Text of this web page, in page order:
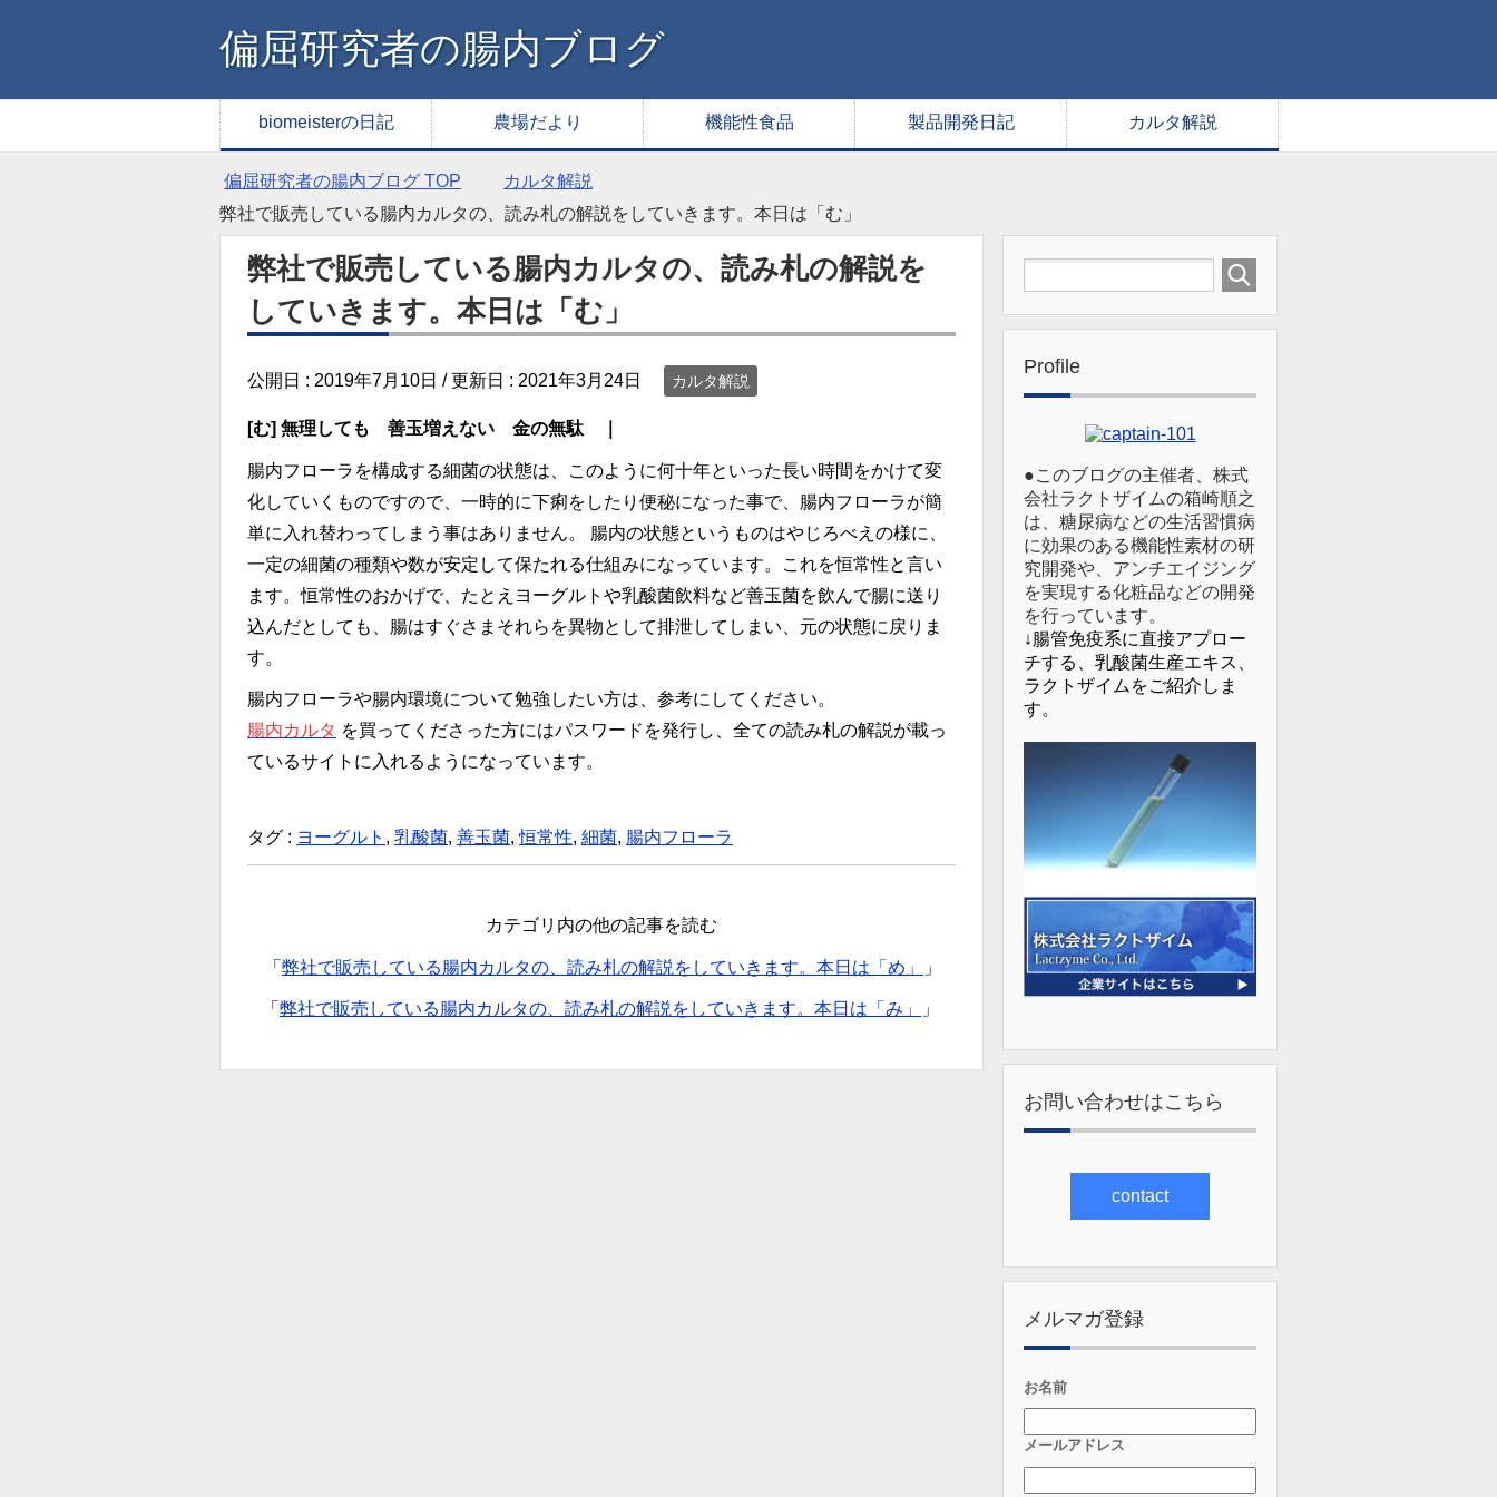
偏屈研究者の腸内ブログ
biomeisterの日記 農場だより 機能性食品 製品開発日記 カルタ解説
偏屈研究者の腸内ブログ TOP
カルタ解説
弊社で販売している腸内カルタの、読み札の解説をしていきます。本日は「む」
弊社で販売している腸内カルタの、読み札の解説を
していきます。本日は「む」
公開日 : 2019年7月10日 / 更新日 : 2021年3月24日 カルタ解説
[む] 無理しても 善玉増えない 金の無駄 ｜
腸内フローラを構成する細菌の状態は、このように何十年といった長い時間をかけて変
化していくものですので、一時的に下痢をしたり便秘になった事で、腸内フローラが簡
単に入れ替わってしまう事はありません。 腸内の状態というものはやじろべえの様に、
一定の細菌の種類や数が安定して保たれる仕組みになっています。これを恒常性と言い
ます。恒常性のおかげで、たとえヨーグルトや乳酸菌飲料など善玉菌を飲んで腸に送り
込んだとしても、腸はすぐさまそれらを異物として排泄してしまい、元の状態に戻りま
す。
腸内フローラや腸内環境について勉強したい方は、参考にしてください。
腸内カルタ を買ってくださった方にはパスワードを発行し、全ての読み札の解説が載っ
ているサイトに入れるようになっています。
タグ : ヨーグルト , 乳酸菌, 善玉菌,恒常性, 細菌, 腸内フローラ
カテゴリ内の他の記事を読む
「 弊社で販売している腸内カルタの、読み札の解説をしていきます。本日は「め」 」
「 弊社で販売している腸内カルタの、読み札の解説をしていきます。本日は「み」 」
Profile
●このブログの主催者、株式
会社ラクトザイムの箱崎順之
は、糖尿病などの生活習慣病
に効果のある機能性素材の研
究開発や、アンチエイジング
を実現する化粧品などの開発
を行っています。
↓腸管免疫系に直接アプロー
チする、乳酸菌生産エキス、
ラクトザイムをご紹介しま
す。
お問い合わせはこちら
contact
メルマガ登録
お名前
メールアドレス